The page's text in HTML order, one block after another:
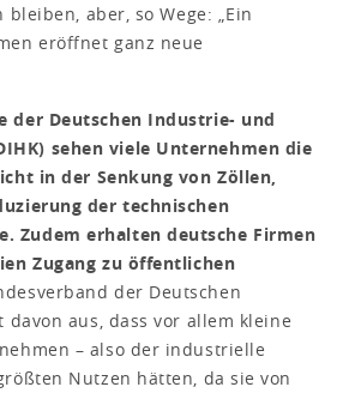
aber, so Wege: „Ein
eröffnet ganz neue
der Deutschen Industrie- und
sehen viele Unternehmen die
in der Senkung von Zöllen,
der technischen
Zudem erhalten deutsche Firmen
Zugang zu öffentlichen
der Deutschen
davon aus, dass vor allem kleine
– also der industrielle
Nutzen hätten, da sie von